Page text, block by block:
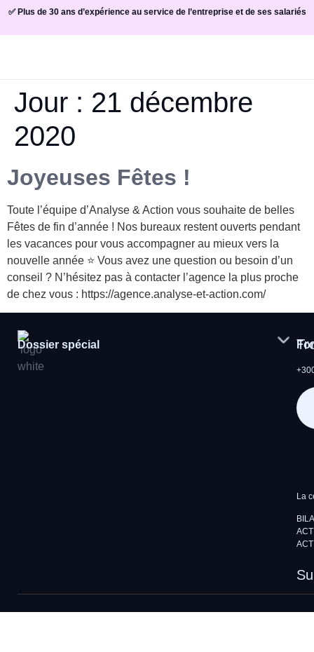
✅ Plus de 30 ans d’expérience au service de l’entreprise et de ses salariés
Jour : 21 décembre
2020
Joyeuses Fêtes !
Toute l’équipe d’Analyse & Action vous souhaite de belles
Fêtes de fin d’année ! Nos bureaux restent ouverts pendant
les vacances pour vous accompagner au mieux vers la
nouvelle année ⭐ Vous avez une question ou besoin d’un
conseil ? N’hésitez pas à contacter l’agence la plus proche
de chez vous : https://agence.analyse-et-action.com/
Dossier spécial
La